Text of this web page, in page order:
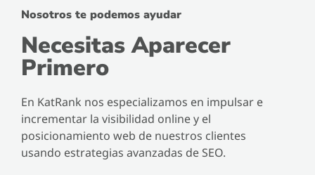
Nosotros te podemos ayudar
Necesitas Aparecer
Primero
En KatRank nos especializamos en impulsar e
incrementar la visibilidad online y el
posicionamiento web de nuestros clientes
usando estrategias avanzadas de SEO.